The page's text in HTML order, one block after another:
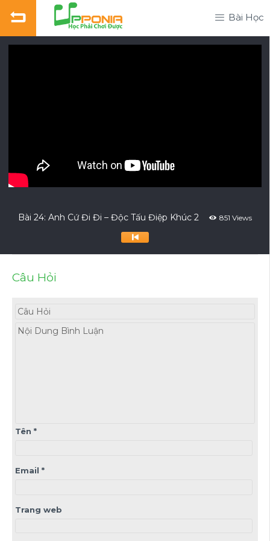
Bài Học
Bài 24: Anh Cứ Đi Đi – Độc Tấu Điệp Khúc 2 851 Views
Câu Hỏi
Tên *
Email *
Trang web